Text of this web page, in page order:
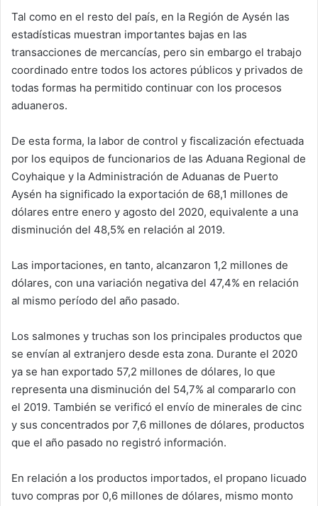
Tal como en el resto del país, en la Región de Aysén las
estadísticas muestran importantes bajas en las
transacciones de mercancías, pero sin embargo el trabajo
coordinado entre todos los actores públicos y privados de
todas formas ha permitido continuar con los procesos
aduaneros.
De esta forma, la labor de control y fiscalización efectuada
por los equipos de funcionarios de las Aduana Regional de
Coyhaique y la Administración de Aduanas de Puerto
Aysén ha significado la exportación de 68,1 millones de
dólares entre enero y agosto del 2020, equivalente a una
disminución del 48,5% en relación al 2019.
Las importaciones, en tanto, alcanzaron 1,2 millones de
dólares, con una variación negativa del 47,4% en relación
al mismo período del año pasado.
Los salmones y truchas son los principales productos que
se envían al extranjero desde esta zona. Durante el 2020
ya se han exportado 57,2 millones de dólares, lo que
representa una disminución del 54,7% al compararlo con
el 2019. También se verificó el envío de minerales de cinc
y sus concentrados por 7,6 millones de dólares, productos
que el año pasado no registró información.
En relación a los productos importados, el propano licuado
tuvo compras por 0,6 millones de dólares, mismo monto